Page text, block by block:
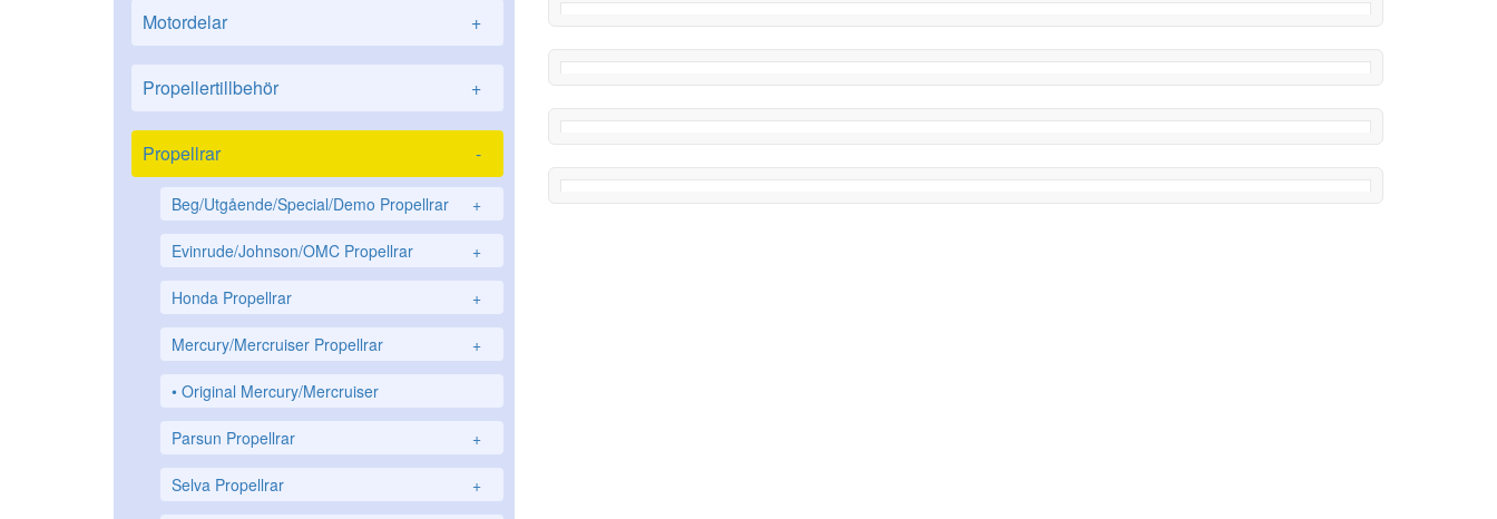
Motordelar +
Propellertillbehör +
Propellrar -
Beg/Utgående/Special/Demo Propellrar +
Evinrude/Johnson/OMC Propellrar +
Honda Propellrar +
Mercury/Mercruiser Propellrar +
Original Mercury/Mercruiser
Parsun Propellrar +
Selva Propellrar +